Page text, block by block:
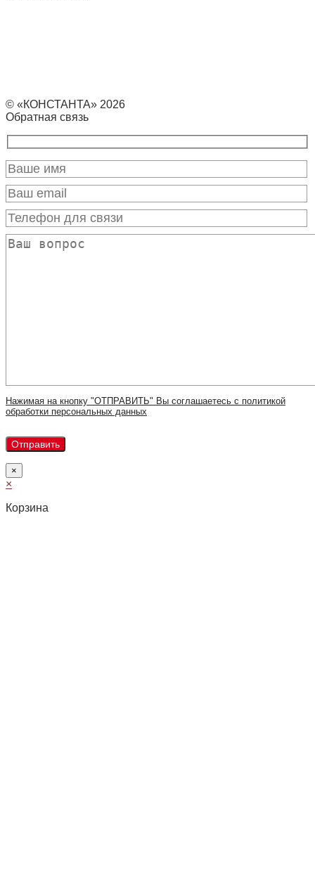
© «КОНСТАНТА» 2026
Обратная связь
Нажимая на кнопку "ОТПРАВИТЬ" Вы соглашаетесь с политикой
обработки персональных данных
×
×
Корзина